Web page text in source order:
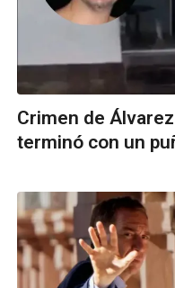
Crimen de
terminó con un